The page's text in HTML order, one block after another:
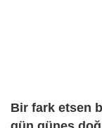
Bir fark etsen